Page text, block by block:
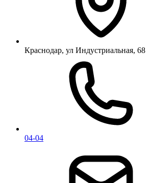
Краснодар, ул Индустриальная, 68
04-04